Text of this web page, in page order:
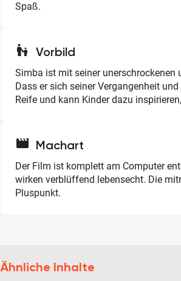
Spaß.
escalator_warning Vorbild
Simba ist mit seiner unerschrockenen
Dass er sich seiner Vergangenheit
Reife und kann Kinder dazu
movie Machart
Der Film ist komplett am Computer
wirken verblüffend lebensecht. Die
Pluspunkt.
Ähnliche Inhalte